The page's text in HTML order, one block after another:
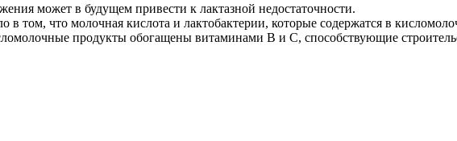
может в будущем привести к лактазной недостаточности.
том, что молочная кислота и лактобактерии, которые содержатся в
продукты обогащены витаминами В и С, способствующие